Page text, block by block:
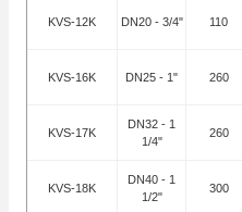
KVS-12K DN20 - 3/4" 110
KVS-16K DN25 - 1" 260
KVS-17K
DN32 - 1
1/4"
260
KVS-18K
DN40 - 1
1/2"
300